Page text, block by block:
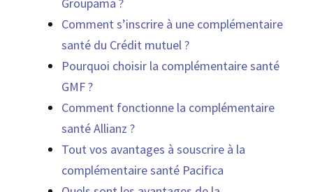
Groupama ?
Comment s’inscrire à une complémentaire
santé du Crédit mutuel ?
Pourquoi choisir la complémentaire santé
GMF ?
Comment fonctionne la complémentaire
santé Allianz ?
Tout vos avantages à souscrire à la
complémentaire santé Pacifica